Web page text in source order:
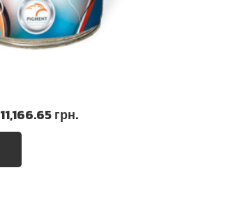
11,166.65грн.Діапазон